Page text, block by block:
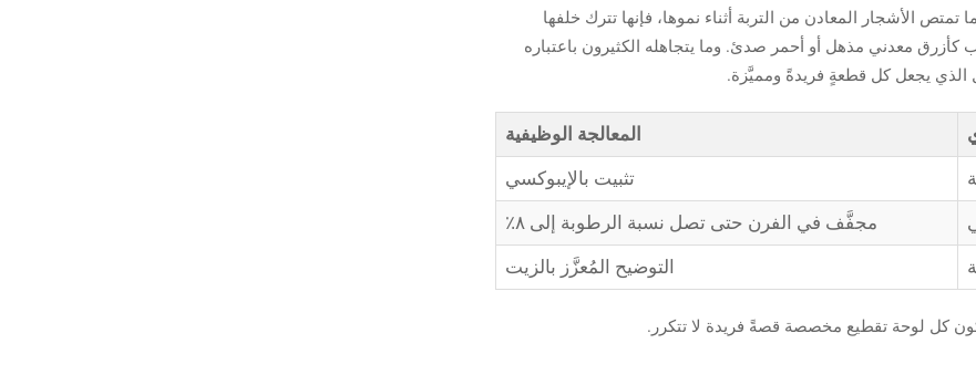
الأشجار المعادن من التربة أثناء نموها، فإنها تترك خلفها
معدني مذهل أو أحمر صدئ. وما يتجاهله الكثيرون باعتباره
الذي يجعل كل قطعةٍ فريدةً ومميَّزة.
المعالجة الوظيفية
تثبيت بالإيبوكسي
مجفَّف في الفرن حتى تصل نسبة الرطوبة إلى ٨٪
التوضيح المُعزَّز بالزيت
كل لوحة تقطيع مخصصة قصةً فريدة لا تتكرر.